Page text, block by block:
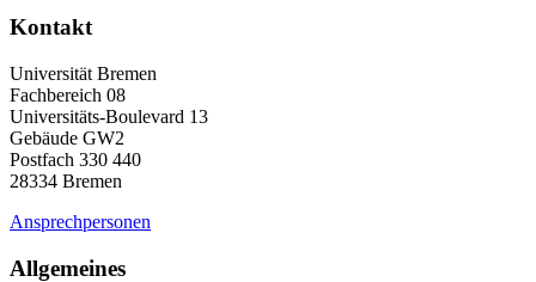
Kontakt
Universität Bremen
Fachbereich 08
Universitäts-Boulevard 13
Gebäude GW2
Postfach 330 440
28334 Bremen
Ansprechpersonen
Allgemeines